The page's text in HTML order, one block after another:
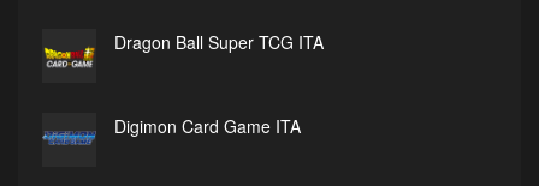
Dragon Ball Super TCG ITA
Digimon Card Game ITA